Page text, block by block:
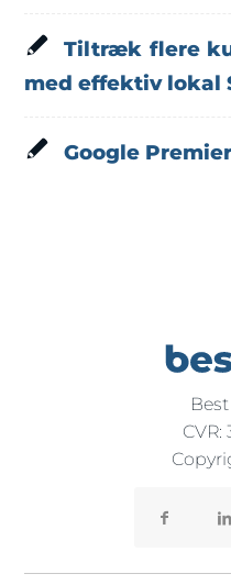
Tiltræk flere
med effektiv lokal
Google
CVR: